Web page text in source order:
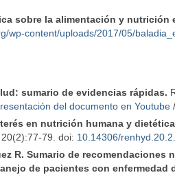
sobre la alimentación y nutrición
wp-content/uploads/2017/05/
sumario de evidencias rápidas.
del documento en Youtube
en nutrición humana y dietética
79. doi: 10.14306/
R. Sumario de recomendaciones
de pacientes con enfermedad